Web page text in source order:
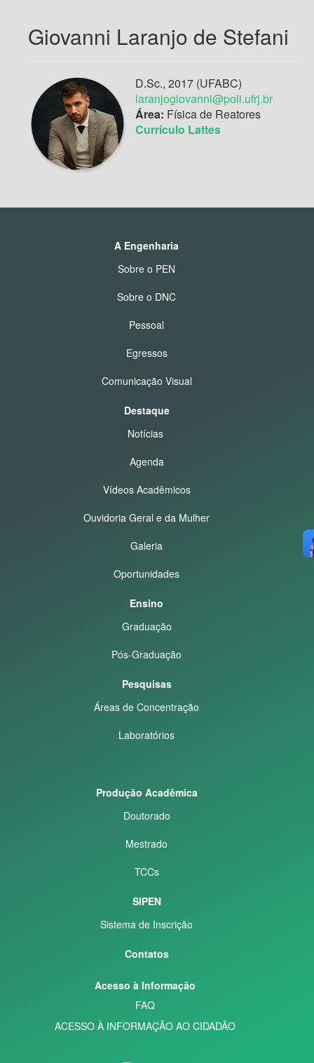
Giovanni Laranjo de Stefani
D.Sc., 2017 (UFABC)
laranjogiovanni@poli.ufrj.br
Área: Física de Reatores
Currículo Lattes
A Engenharia
Sobre o PEN
Sobre o DNC
Pessoal
Egressos
Comunicação Visual
Destaque
Notícias
Agenda
Vídeos Acadêmicos
Ouvidoria Geral e da Mulher
Galeria
Oportunidades
Ensino
Graduação
Pós-Graduação
Pesquisas
Áreas de Concentração
Laboratórios
Produção Acadêmica
Doutorado
Mestrado
TCCs
SIPEN
Sistema de Inscrição
Contatos
Acesso à Informação
FAQ
ACESSO À INFORMAÇÃO AO CIDADÃO